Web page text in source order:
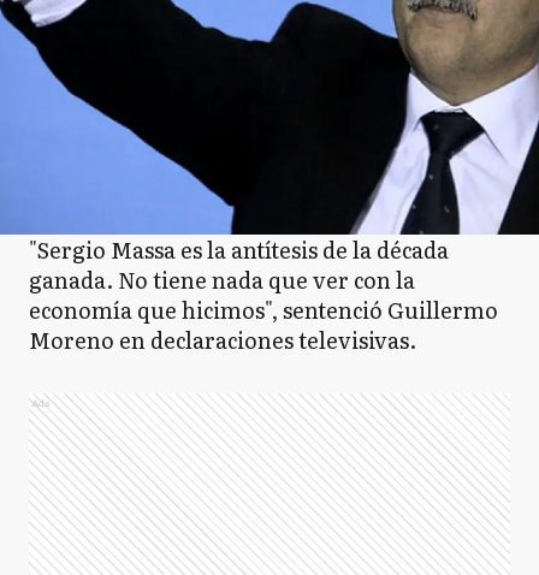
"Sergio Massa es la antítesis de la década
ganada. No tiene nada que ver con la
economía que hicimos", sentenció Guillermo
Moreno en declaraciones televisivas.
Ads